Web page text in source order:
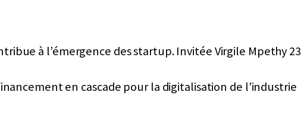
à l’émergence des startup. Invitée Virgile Mpethy 23
en cascade pour la digitalisation de l'industrie